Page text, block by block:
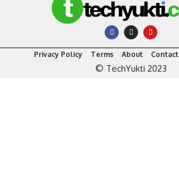
Privacy Policy Terms About Contact
© TechYukti 2023